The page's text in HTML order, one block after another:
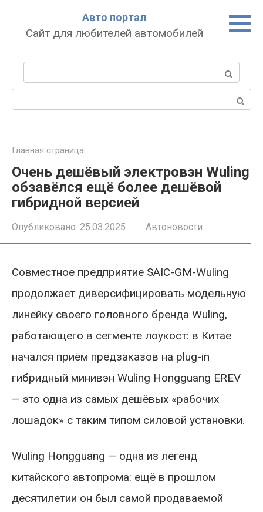
Авто портал
Сайт для любителей автомобилей
Главная страница
Очень дешёвый электровэн Wuling
обзавёлся ещё более дешёвой
гибридной версией
Опубликовано: 25.03.2025 Автоновости
Совместное предприятие SAIC-GM-Wuling
продолжает диверсифицировать модельную
линейку своего головного бренда Wuling,
работающего в сегменте лоукост: в Китае
начался приём предзаказов на plug-in
гибридный минивэн Wuling Hongguang EREV
— это одна из самых дешёвых «рабочих
лошадок» с таким типом силовой установки.
Wuling Hongguang — одна из легенд
китайского автопрома: ещё в прошлом
десятилетии он был самой продаваемой